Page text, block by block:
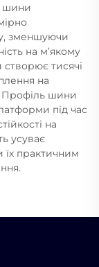
шини
зменшуючи
на м’якому
створює тисячі
на
Профіль шини
під час
на
усуває
їх практичним